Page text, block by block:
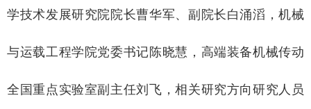
学技术发展研究院院长曹华军、副院长白涌滔，机械
与运载工程学院党委书记陈晓慧，高端装备机械传动
全国重点实验室副主任刘飞，相关研究方向研究人员